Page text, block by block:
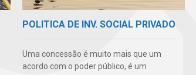
POLITICA DE INV. SOCIAL PRIVADO
Uma concessão é muito mais que um
acordo com o poder público, é um